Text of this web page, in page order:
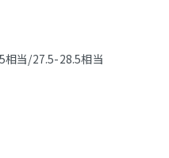
相当/27.5-28.5相当